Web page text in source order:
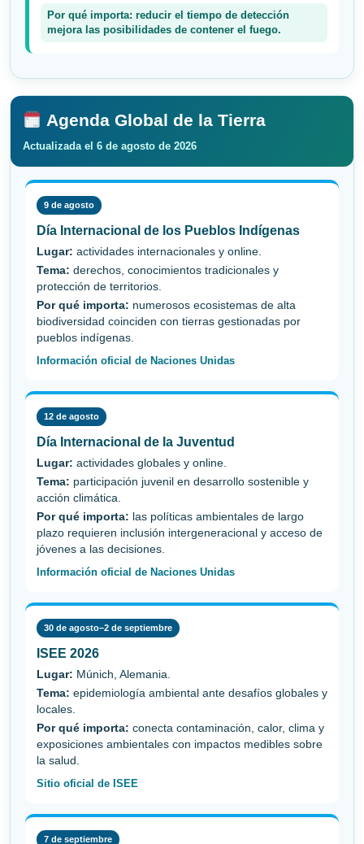
Por qué importa: reducir el tiempo de detección
mejora las posibilidades de contener el fuego.
Agenda Global de la Tierra
Actualizada el 6 de agosto de 2026
9 de agosto
Día Internacional de los Pueblos Indígenas
Lugar: actividades internacionales y online.
Tema: derechos, conocimientos tradicionales y
protección de territorios.
Por qué importa: numerosos ecosistemas de alta
biodiversidad coinciden con tierras gestionadas por
pueblos indígenas.
Información oficial de Naciones Unidas
12 de agosto
Día Internacional de la Juventud
Lugar: actividades globales y online.
Tema: participación juvenil en desarrollo sostenible y
acción climática.
Por qué importa: las políticas ambientales de largo
plazo requieren inclusión intergeneracional y acceso de
jóvenes a las decisiones.
Información oficial de Naciones Unidas
30 de agosto–2 de septiembre
ISEE 2026
Lugar: Múnich, Alemania.
Tema: epidemiología ambiental ante desafíos globales y
locales.
Por qué importa: conecta contaminación, calor, clima y
exposiciones ambientales con impactos medibles sobre
la salud.
Sitio oficial de ISEE
7 de septiembre